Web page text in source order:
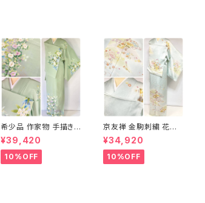
希少品 作家物 手描き
友禅 花鳥文 椿 沈丁花
訪問着 正絹 袷 黄緑 青
白 1418
¥39,420
10%OFF
京友禅 金駒刺繍 花柄
訪問着 正絹 水色 黄緑
パステルカラー アイス
グリーン 1433
¥34,920
10%OFF